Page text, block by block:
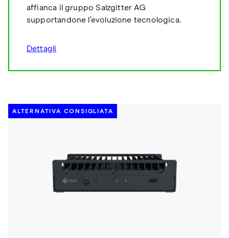
affianca il gruppo Salzgitter AG
supportandone l’evoluzione tecnologica.
Dettagli
ALTERNATIVA CONSIGLIATA